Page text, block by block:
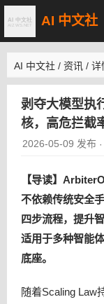
AI 中文社
AI 中文社 / 资讯 / 详
剥夺大模型执
核，高危拦截
2026-05-09 发布 ·
【导读】
不依赖传统安全
四步流程，提升
适用于多种智能
底座。
随着Scaling Law